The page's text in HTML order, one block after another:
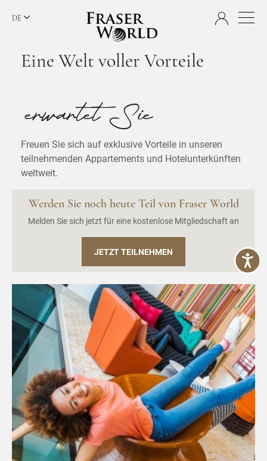
DE
Eine Welt voller Vorteile
erwartet Sie
Freuen Sie sich auf exklusive Vorteile in unseren
teilnehmenden Appartements und Hotelunterkünften
weltweit.
Werden Sie noch heute Teil von Fraser World
Melden Sie sich jetzt für eine kostenlose Mitgliedschaft an
JETZT TEILNEHMEN